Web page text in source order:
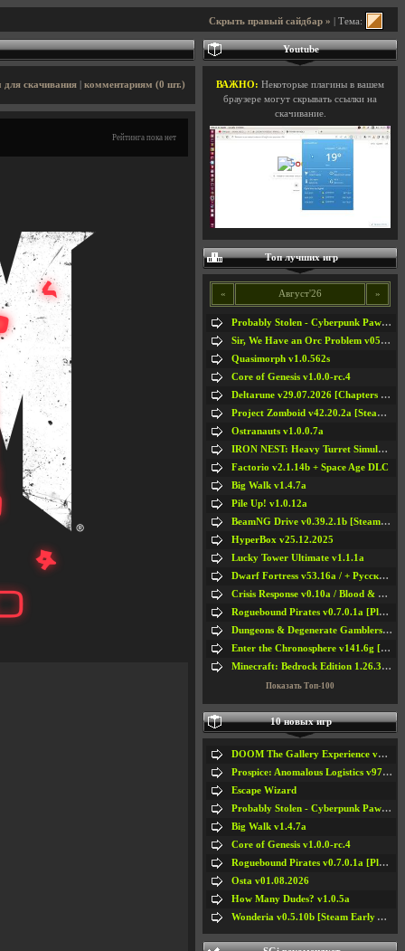
Скрыть правый сайдбар » | Тема:
для скачивания комментариям (0 шт.)
Рейтинга пока нет
Youtube
ВАЖНО: Некоторые плагины в вашем
браузере могут скрывать ссылки на
скачивание.
Топ лучших игр
« Август'26 »
Probably Stolen - Cyberpunk Pawnshop Simulator v048c [Playtest]
Sir, We Have an Orc Problem v05.08.2026
Quasimorph v1.0.562s
Core of Genesis v1.0.0-rc.4
Deltarune v29.07.2026 [Chapters 1-5] / + RUS [Chapters 1-5]
Project Zomboid v42.20.2a [Steam Early Access]
Ostranauts v1.0.0.7a
IRON NEST: Heavy Turret Simulator v1.0a
Factorio v2.1.14b + Space Age DLC
Big Walk v1.4.7a
Pile Up! v1.0.12a
BeamNG Drive v0.39.2.1b [Steam Early Access]
HyperBox v25.12.2025
Lucky Tower Ultimate v1.1.1a
Dwarf Fortress v53.16a / + Русская Версия v50.12a
Crisis Response v0.10a / Blood & Bullet
Roguebound Pirates v0.7.0.1a [Playtest]
Dungeons & Degenerate Gamblers v2.0.2a
Enter the Chronosphere v141.6g [Steam Early Access]
Minecraft: Bedrock Edition 1.26.33.1a / + TLauncher v2.89
Показать Топ-100
10 новых игр
DOOM The Gallery Experience v1.4.2
Prospice: Anomalous Logistics v97 [Playtest]
Escape Wizard
Probably Stolen - Cyberpunk Pawnshop Simulator v048c [Playtest]
Big Walk v1.4.7a
Core of Genesis v1.0.0-rc.4
Roguebound Pirates v0.7.0.1a [Playtest]
Osta v01.08.2026
How Many Dudes? v1.0.5a
Wonderia v0.5.10b [Steam Early Access]